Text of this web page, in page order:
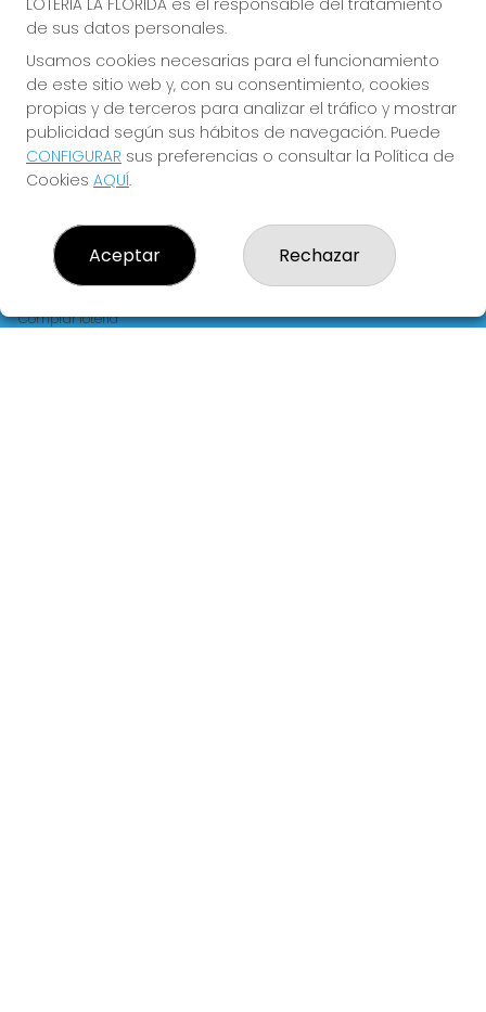
COMPRA EN LOTERIA LA
FLORIDA
Y QUE LAS MEIGAS TE
ACOMPAÑEN
LOTERIA LA FLORIDA
Comprar lotería
LOTERIA LA FLORIDA es el responsable del tratamiento
de sus datos personales.
Usamos cookies necesarias para el funcionamiento
de este sitio web y, con su consentimiento, cookies
propias y de terceros para analizar el tráfico y mostrar
publicidad según sus hábitos de navegación. Puede
CONFIGURAR sus preferencias o consultar la Política de
Cookies AQUÍ.
Aceptar Rechazar